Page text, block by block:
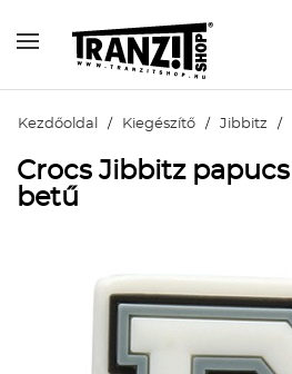
Kezdőoldal / Kiegészítő / Jibbitz /
Crocs Jibbitz
betű